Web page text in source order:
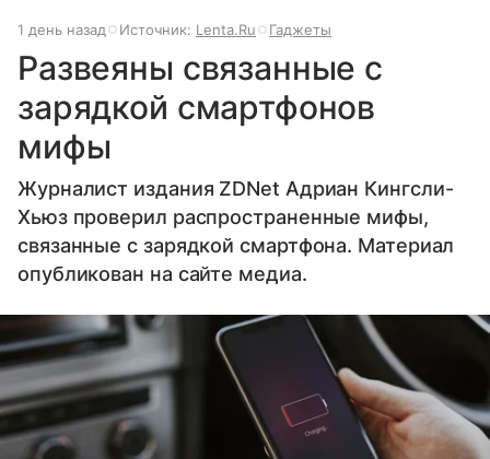
1 день назад Источник: Lenta.Ru Гаджеты
Развеяны связанные с
зарядкой смартфонов
мифы
Журналист издания ZDNet Адриан Кингсли-
Хьюз проверил распространенные мифы,
связанные с зарядкой смартфона. Материал
опубликован на сайте медиа.